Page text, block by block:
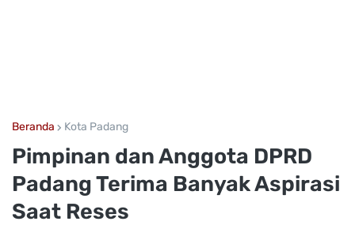
Beranda Kota Padang
Pimpinan dan Anggota DPRD
Padang Terima Banyak Aspirasi
Saat Reses